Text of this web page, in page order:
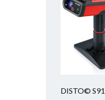
DISTO©